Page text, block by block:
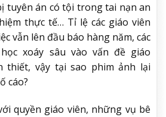
tuyên án có tội trong tai nạn an
thực tế… Tỉ lệ các giáo viên
vẫn lên đầu báo hàng năm, các
xoáy sâu vào vấn đề giáo
thiết, vậy tại sao phim ảnh lại
cáo?
quyền giáo viên, những vụ bê